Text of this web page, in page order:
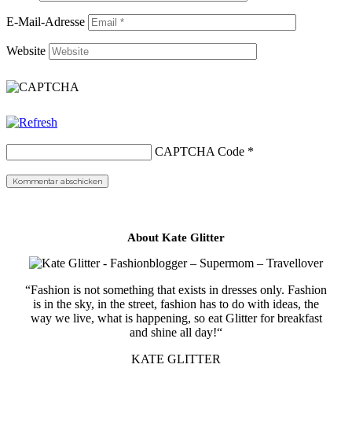
E-Mail-Adresse
Website
CAPTCHA Code *
About Kate Glitter
“Fashion is not something that exists in dresses only. Fashion
is in the sky, in the street, fashion has to do with ideas, the
way we live, what is happening, so eat Glitter for breakfast
and shine all day!“
KATE GLITTER